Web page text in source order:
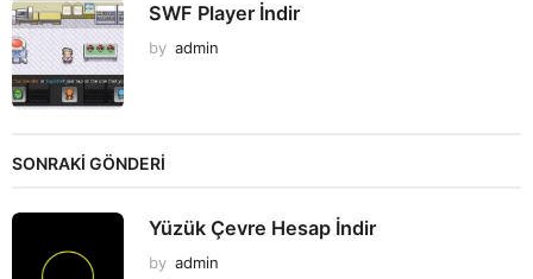
SWF Player İndir
by admin
SONRAKİ GÖNDERİ
Yüzük Çevre Hesap İndir
by admin